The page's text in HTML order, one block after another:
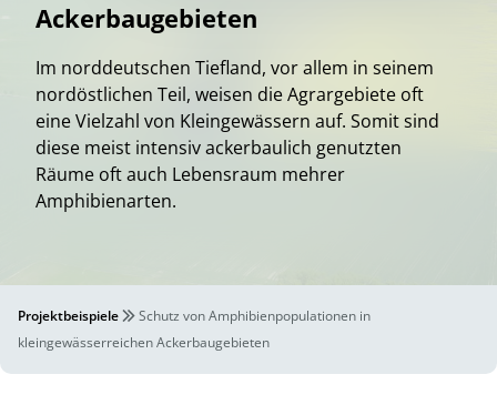
Ackerbaugebieten
Im norddeutschen Tiefland, vor allem in seinem
nordöstlichen Teil, weisen die Agrargebiete oft
eine Vielzahl von Kleingewässern auf. Somit sind
diese meist intensiv ackerbaulich genutzten
Räume oft auch Lebensraum mehrer
Amphibienarten.
Projektbeispiele
Schutz von Amphibienpopulationen in
kleingewässerreichen Ackerbaugebieten